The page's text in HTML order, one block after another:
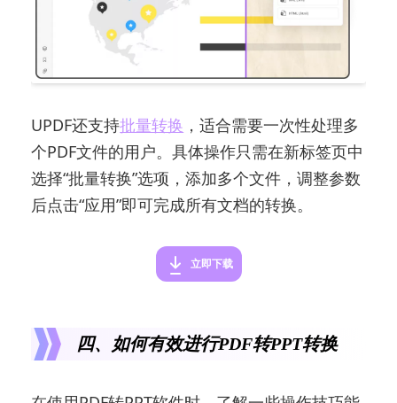
UPDF还支持批量转换 ，适合需要一次性处理多
个PDF文件的用户。具体操作只需在新标签页中
选择“批量转换”选项，添加多个文件，调整参数
后点击“应用”即可完成所有文档的转换。
立即下载
四、如何有效进行PDF转PPT转换